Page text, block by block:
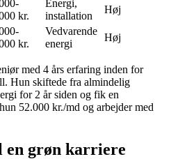
kr.
Energi,
installation
Høj
kr.
Vedvarende
energi
Høj
med 4 års erfaring inden for
Hun skiftede fra almindelig
for 2 år siden og fik en
52.000 kr./md og arbejder med
en grøn karriere